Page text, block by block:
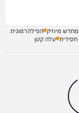
מיוזיק הפילהרמונית
חסידית עלה קטן